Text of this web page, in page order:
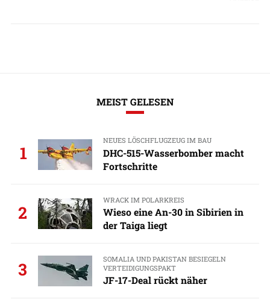
MEIST GELESEN
1
NEUES LÖSCHFLUGZEUG IM BAU
DHC-515-Wasserbomber macht
Fortschritte
2
WRACK IM POLARKREIS
Wieso eine An-30 in Sibirien in
der Taiga liegt
3
SOMALIA UND PAKISTAN BESIEGELN
VERTEIDIGUNGSPAKT
JF-17-Deal rückt näher